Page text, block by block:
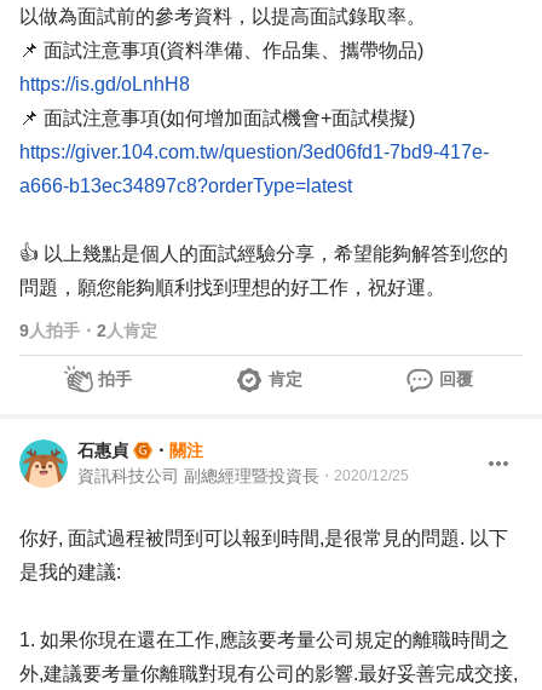
以做為面試前的參考資料，以提高面試錄取率。
📌 面試注意事項(資料準備、作品集、攜帶物品)
https://is.gd/oLnhH8
📌 面試注意事項(如何增加面試機會+面試模擬)
https://giver.104.com.tw/question/3ed06fd1-7bd9-417e-
a666-b13ec34897c8?orderType=latest
👍 以上幾點是個人的面試經驗分享，希望能夠解答到您的
問題，願您能夠順利找到理想的好工作，祝好運。
9人拍手 ・ 2 人肯定
拍手 肯定 回覆
石惠貞 ・ 關注
資訊科技公司 副總經理暨投資長 ・ 2020/12/25
你好, 面試過程被問到可以報到時間,是很常見的問題. 以下
是我的建議:
1. 如果你現在還在工作,應該要考量公司規定的離職時間之
外,建議要考量你離職對現有公司的影響.最好妥善完成交接,